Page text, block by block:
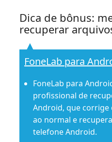
Dica de bônus:
recuperar
FoneLab para
FoneLab para
profissional de
Android, que corrige
ao normal e
telefone Android.